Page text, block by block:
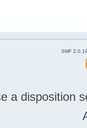
SMF
a disposition